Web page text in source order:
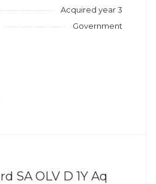
Acquired year 3
Government
SA OLV D 1Y Aq